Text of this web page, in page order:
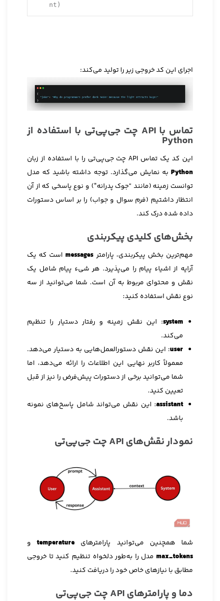
nt)
اجرای این کد خروجی زیر را تولید می‌کند:
تماس با API چت جی‌پی‌تی با استفاده از
Python
این کد یک تماس API چت جی‌پی‌تی را با استفاده از زبان
Python به نمایش می‌گذارد. توجه داشته باشید که مدل
توانست زمینه (مانند “جوک پدرانه”) و نوع پاسخی که از آن
انتظار داشتیم (فرم سوال و جواب) را بر اساس دستورات
داده شده درک کند.
بخش‌های کلیدی پیکربندی
مهم‌ترین بخش پیکربندی، پارامتر messagesاست که یک
آرایه از اشیاء پیام را می‌پذیرد. هر شیء پیام شامل یک
نقش و محتوای مربوط به آن است. شما می‌توانید از سه
نوع نقش استفاده کنید:
system: این نقش زمینه و رفتار دستیار را تنظیم
می‌کند.
user: این نقش دستورالعمل‌هایی به دستیار می‌دهد.
معمولاً کاربر نهایی این اطلاعات را ارائه می‌دهد، اما
شما می‌توانید برخی از دستورات پیش‌فرض را نیز از قبل
تعیین کنید.
assistant: این نقش می‌تواند شامل پاسخ‌های نمونه
باشد.
نمودار نقش‌های API چت جی‌پی‌تی
شما همچنین می‌توانید پارامترهای temperatureو
max_tokens مدل را به‌طور دلخواه تنظیم کنید تا خروجی
مطابق با نیازهای خاص خود را دریافت کنید.
دما و پارامترهای API چت جی‌پی‌تی